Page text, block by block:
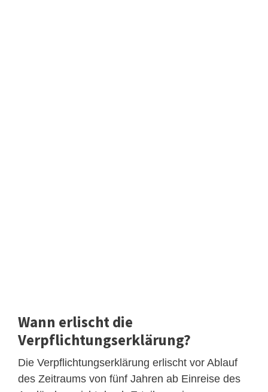
Wann erlischt die
Verpflichtungserklärung?
Die Verpflichtungserklärung erlischt vor Ablauf
des Zeitraums von fünf Jahren ab Einreise des